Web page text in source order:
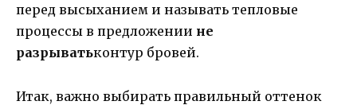
перед высыханием и называть тепловые
процессы в предложении не
разрыватьконтур бровей.
Итак, важно выбирать правильный оттенок